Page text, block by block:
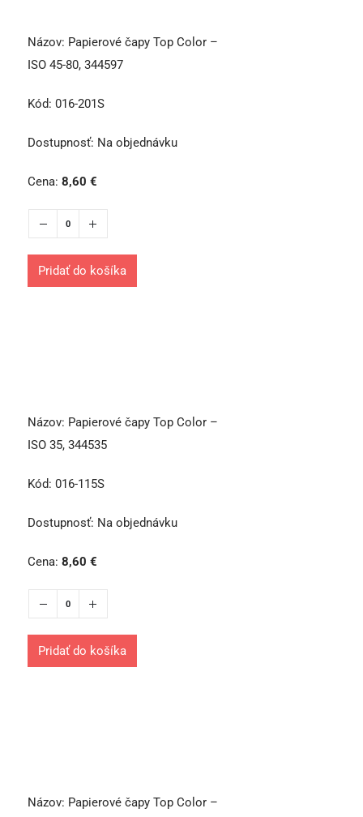
Názov: Papierové čapy Top Color –
ISO 45-80, 344597
Kód: 016-201S
Dostupnosť: Na objednávku
Cena: 8,60 €
Pridať do košíka
Názov: Papierové čapy Top Color –
ISO 35, 344535
Kód: 016-115S
Dostupnosť: Na objednávku
Cena: 8,60 €
Pridať do košíka
Názov: Papierové čapy Top Color –